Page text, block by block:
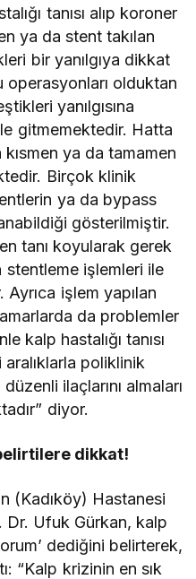
tanısı alıp koroner
ya da stent takılan
bir yanılgıya dikkat
operasyonları olduktan
yanılgısına
gitmemektedir. Hatta
kısmen ya da tamamen
Birçok klinik
ya da bypass
gösterilmiştir.
tanı koyularak gerek
işlemleri ile
işlem yapılan
da problemler
kalp hastalığı tanısı
poliklinik
ilaçlarını almaları
diyor.
dikkat!
(Kadıköy) Hastanesi
Dr. Ufuk Gürkan, kalp
dediğini belirterek,
“Kalp krizinin en sık